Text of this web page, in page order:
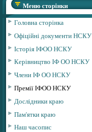
Меню сторінки
Головна сторінка
Офіційні документи НСКУ
Історія ІФОО НСКУ
Керівництво ІФ ОО НСКУ
Члени ІФ ОО НСКУ
Премії ІФОО НСКУ
Дослідники краю
Пам'ятки краю
Наш часопис